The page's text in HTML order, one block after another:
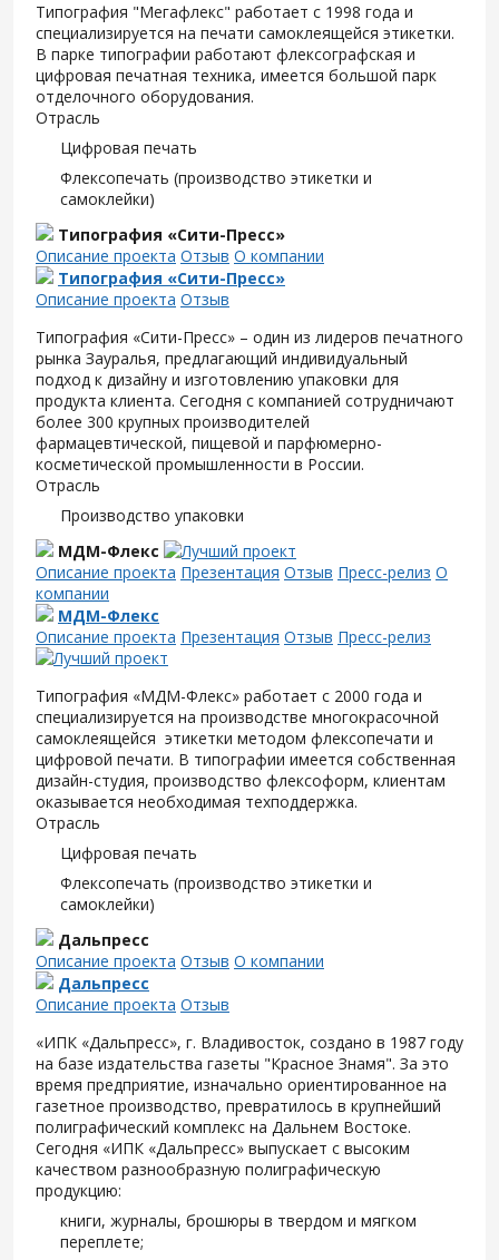
Типография "Мегафлекс" работает с 1998 года и
специализируется на печати самоклеящейся этикетки.
В парке типографии работают флексографская и
цифровая печатная техника, имеется большой парк
отделочного оборудования.
Отрасль
Цифровая печать
Флексопечать (производство этикетки и
самоклейки)
Типография «Сити-Пресс»
Описание проекта Отзыв О компании
Типография «Сити-Пресс»
Описание проекта Отзыв
Типография «Сити-Пресс» – один из лидеров печатного
рынка Зауралья, предлагающий индивидуальный
подход к дизайну и изготовлению упаковки для
продукта клиента. Сегодня с компанией сотрудничают
более 300 крупных производителей
фармацевтической, пищевой и парфюмерно-
косметической промышленности в России.
Отрасль
Производство упаковки
МДМ-Флекс
Описание проекта Презентация Отзыв Пресс-релиз О
компании
МДМ-Флекс
Описание проекта Презентация Отзыв Пресс-релиз
Типография «МДМ-Флекс» работает с 2000 года и
специализируется на производстве многокрасочной
самоклеящейся этикетки методом флексопечати и
цифровой печати. В типографии имеется собственная
дизайн-студия, производство флексоформ, клиентам
оказывается необходимая техподдержка.
Отрасль
Цифровая печать
Флексопечать (производство этикетки и
самоклейки)
Дальпресс
Описание проекта Отзыв О компании
Дальпресс
Описание проекта Отзыв
«ИПК «Дальпресс», г. Владивосток, создано в 1987 году
на базе издательства газеты "Красное Знамя". За это
время предприятие, изначально ориентированное на
газетное производство, превратилось в крупнейший
полиграфический комплекс на Дальнем Востоке.
Сегодня «ИПК «Дальпресс» выпускает с высоким
качеством разнообразную полиграфическую
продукцию:
книги, журналы, брошюры в твердом и мягком
переплете;